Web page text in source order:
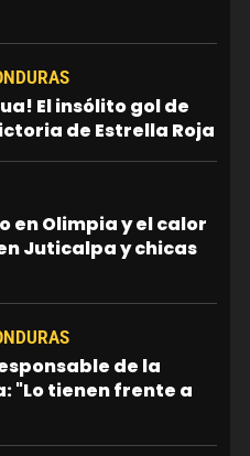
El insólito gol de
de Estrella Roja
en Olimpia y el calor
Juticalpa y chicas
de la
"Lo tienen frente a